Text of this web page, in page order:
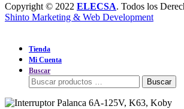
Copyright © 2022 ELECSA. Todos los
Shinto Marketing & Web Development
Buscar: Buscar